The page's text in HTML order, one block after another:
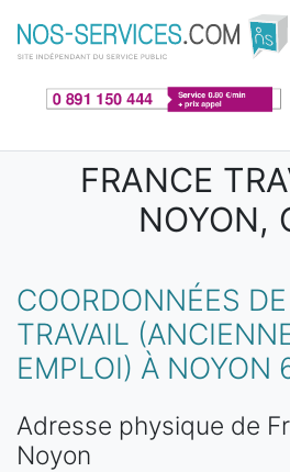
Aller au contenu principal
FRANCE
NOYON,
COORDONNÉES
TRAVAIL
EMPLOI) À NOYON
Adresse physique de
Noyon